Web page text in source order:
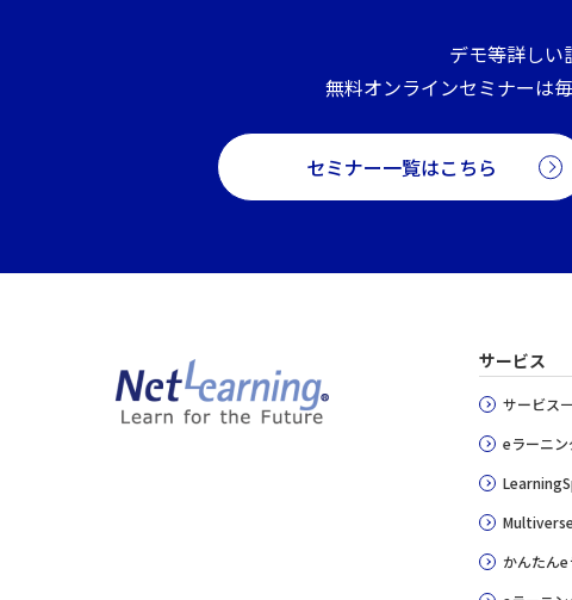
デモ等詳しい
無料オンラインセミナーは
セミナー一覧はこちら
サービス
サービス
eラーニン
Multiverse
かんたん